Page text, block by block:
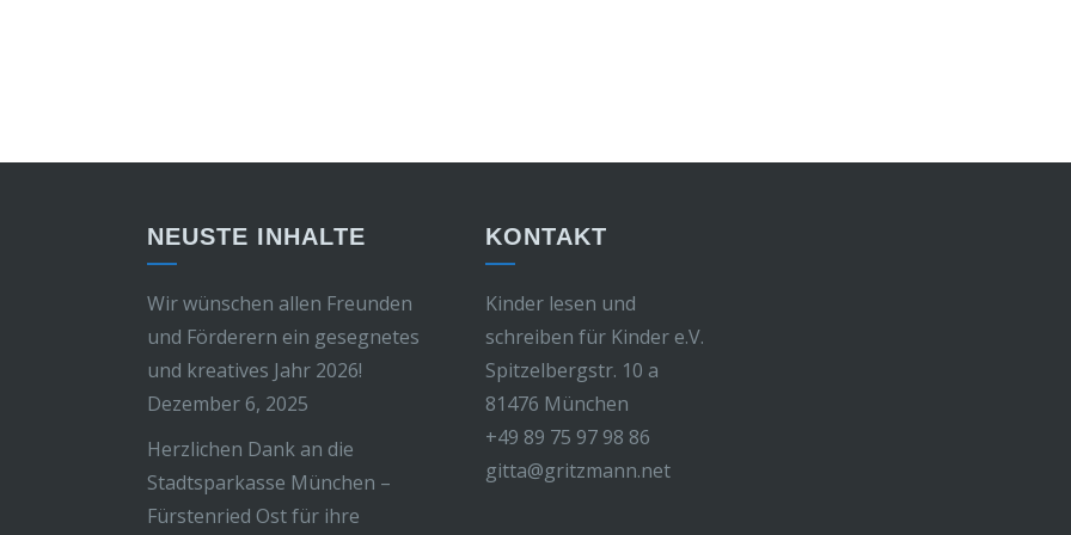
NEUSTE INHALTE
Wir wünschen allen Freunden
und Förderern ein gesegnetes
und kreatives Jahr 2026!
Dezember 6, 2025
Herzlichen Dank an die
Stadtsparkasse München –
Fürstenried Ost für ihre
KONTAKT
Kinder lesen und
schreiben für Kinder e.V.
Spitzelbergstr. 10 a
81476 München
+49 89 75 97 98 86
gitta@gritzmann.net